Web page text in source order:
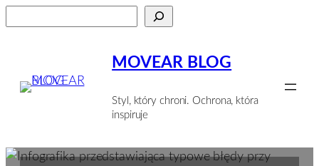
do
MOVEAR BLOG
Styl, który chroni. Ochrona, która
inspiruje